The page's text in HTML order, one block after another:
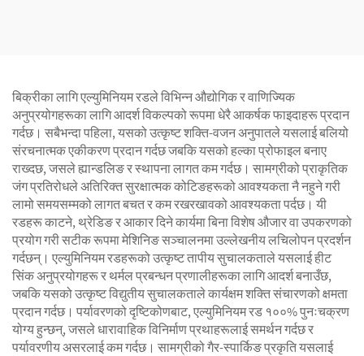
बिक्रीका लागि एल्युमिनियम रडले विभिन्न औद्योगिक र वाणिज्यिक
अनुप्रयोगहरूका लागि आदर्श विकल्पको रूपमा धेरै आकर्षक फाइदाहरू प्रदान
गर्दछ। सबैभन्दा पहिला, यसको उत्कृष्ट शक्ति-वजन अनुपातले यसलाई बलियो
संरचनात्मक एकीकरण प्रदान गर्दछ जबकि यसको हल्का प्रोफाइल बनाए
राख्दछ, जसले ह्यान्डलिङ र स्थापना लागत कम गर्दछ। सामग्रीको प्राकृतिक
जंग प्रतिरोधले अतिरिक्त सुरक्षात्मक कोटिङहरूको आवश्यकता नै नहुने गरी
लामो समयसम्मको लागत बचत र कम रखरखावको आवश्यकता पर्दछ। यी
रडहरू काटने, थ्रेडिङ र आकार दिने कार्यमा बिना विशेष औजार वा उपकरणको
प्रयोग गरी सटीक रूपमा मेशिनिङ सञ्चालनमा उल्लेखनीय लचिलोपन प्रदर्शन
गर्दछन्। एल्युमिनियम रडहरूको उत्कृष्ट तापीय सुचालकताले यसलाई हीट
सिंक अनुप्रयोगहरू र थर्मल प्रबन्धन प्रणालीहरूका लागि आदर्श बनाउँछ,
जबकि यसको उत्कृष्ट विद्युतीय सुचालकताले कार्यक्षम शक्ति संचारणको क्षमता
प्रदान गर्दछ। पर्यावरणको दृष्टिकोणबाट, एल्युमिनियम रड १००% पुनःचक्रण
योग्य हुन्छन्, जसले धारावाहिक विनिर्माण प्रथाहरूलाई समर्थन गर्दछ र
पर्यावरणीय असरलाई कम गर्दछ। सामग्रीको गैर-स्पार्किङ प्रकृति यसलाई